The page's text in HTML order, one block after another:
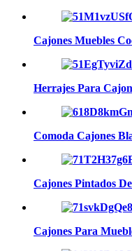
Cajones Muebles
Herrajes Para
Comoda Cajones
Cajones Pintados
Cajones Para